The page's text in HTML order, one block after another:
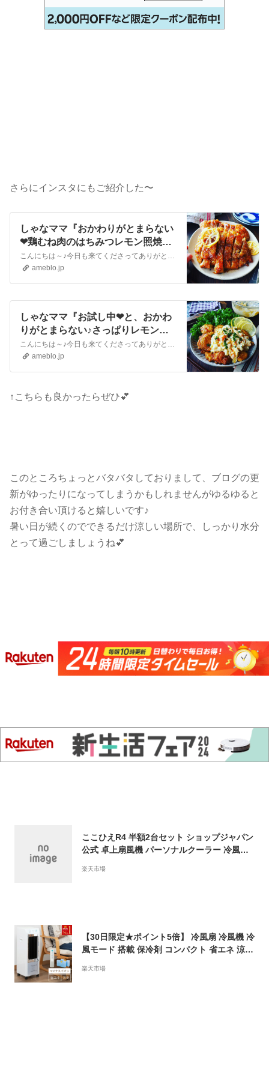
さらにインスタにもご紹介した〜
しゃなママ『おかわりがとまらない
❤鶏むね肉のはちみつレモン照焼き
揚げ鶏❤』
こんにちは～♪今日も来てくださってありがとうございます。いつも沢山のコメントやメッセージ、クリップやリブログもほんとに嬉しいです♪全部にお返事できなくて申し訳…
ameblo.jp
しゃなママ『お試し中❤と、おかわ
りがとまらない♪さっぱりレモンの
チキン南蛮❤』
こんにちは～♪今日も来てくださってありがとうございます。いつも沢山のコメントやメッセージ、クリップやリブログもほんとに嬉しいです♪全部にお返事できなくて申し訳…
ameblo.jp
↑こちらも良かったらぜひ💕
このところちょっとバタバタしておりまして、ブログの更
新がゆったりになってしまうかもしれませんがゆるゆると
お付き合い頂けると嬉しいです♪
暑い日が続くのでできるだけ涼しい場所で、しっかり水分
とって過ごしましょうね💕
ここひえR4 半額2台セット ショップジャパン
公式 卓上扇風機 パーソナルクーラー 冷風扇
楽天市場
【30日限定★ポイント5倍】 冷風扇 冷風機 冷
風モード 搭載 保冷剤 コンパクト 省エネ 涼し
ナスイオン ミニクーラー スポットクーラー
楽天市場